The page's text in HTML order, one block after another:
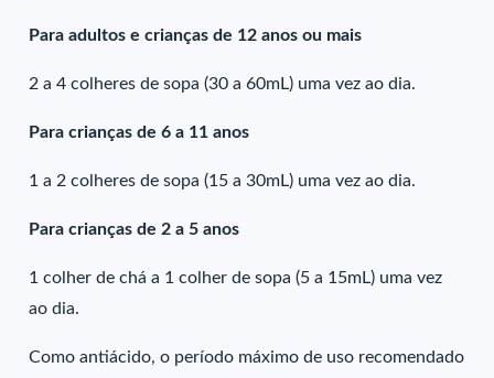
Para adultos e crianças de 12 anos ou mais
2 a 4 colheres de sopa (30 a 60mL) uma vez ao dia.
Para crianças de 6 a 11 anos
1 a 2 colheres de sopa (15 a 30mL) uma vez ao dia.
Para crianças de 2 a 5 anos
1 colher de chá a 1 colher de sopa (5 a 15mL) uma vez
ao dia.
Como antiácido, o período máximo de uso recomendado